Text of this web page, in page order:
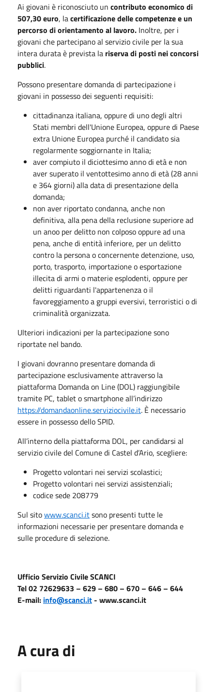
Ai giovani è riconosciuto un contributo economico di
507,30euro, lacertificazione delle competenze e un
percorso di orientamento al lavoro. Inoltre, per i
giovani che partecipano al servizio civile per la sua
intera durata è prevista la riserva di posti nei concorsi
pubblici.
Possono presentare domanda di partecipazione i
giovani in possesso dei seguenti requisiti:
cittadinanza italiana, oppure di uno degli altri
Stati membri dell'Unione Europea, oppure di Paese
extra Unione Europea purché il candidato sia
regolarmente soggiornante in Italia;
aver compiuto il diciottesimo anno di età e non
aver superato il ventottesimo anno di età (28 anni
e 364 giorni) alla data di presentazione della
domanda;
non aver riportato condanna, anche non
definitiva, alla pena della reclusione superiore ad
un anoo per delitto non colposo oppure ad una
pena, anche di entità inferiore, per un delitto
contro la persona o concernente detenzione, uso,
porto, trasporto, importazione o esportazione
illecita di armi o materie esplodenti, oppure per
delitti riguardanti l'appartenenza o il
favoreggiamento a gruppi eversivi, terroristici o di
criminalità organizzata.
Ulteriori indicazioni per la partecipazione sono
riportate nel bando.
I giovani dovranno presentare domanda di
partecipazione esclusivamente attraverso la
piattaforma Domanda on Line (DOL) raggiungibile
tramite PC, tablet o smartphone all’indirizzo
https://domandaonline.serviziocivile.it. È necessario
essere in possesso dello SPID.
All’interno della piattaforma DOL, per candidarsi al
servizio civile del Comune di Castel d’Ario, scegliere:
Progetto volontari nei servizi scolastici;
Progetto volontari nei servizi assistenziali;
codice sede 208779
Sul sitowww.scanci.itsono presenti tutte le
informazioni necessarie per presentare domanda e
sulle procedure di selezione.
Ufficio Servizio Civile SCANCI
Tel 02 72629633 – 629 – 680 – 670 – 646 – 644
E-mail: info@scanci.it- www.scanci.it
A cura di